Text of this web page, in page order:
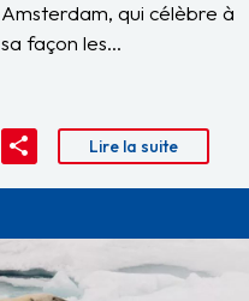
Amsterdam, qui célèbre à
sa façon les…
Lire la suite